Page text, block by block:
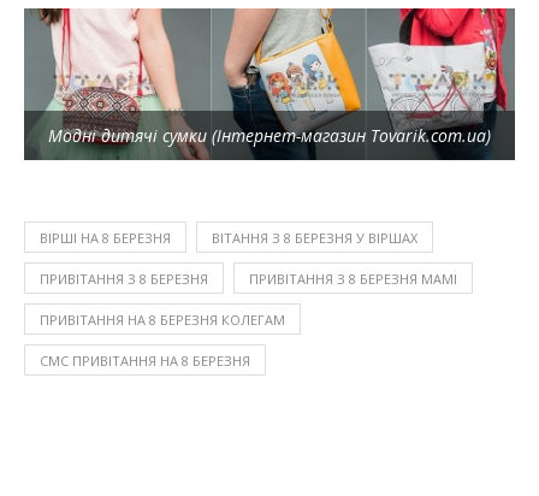
Модні дитячі сумки (Інтернет-магазин Tovarik.com.ua)
ВІРШІ НА 8 БЕРЕЗНЯ ВІТАННЯ З 8 БЕРЕЗНЯ У ВІРШАХ
ПРИВІТАННЯ З 8 БЕРЕЗНЯ ПРИВІТАННЯ З 8 БЕРЕЗНЯ МАМІ
ПРИВІТАННЯ НА 8 БЕРЕЗНЯ КОЛЕГАМ
СМС ПРИВІТАННЯ НА 8 БЕРЕЗНЯ